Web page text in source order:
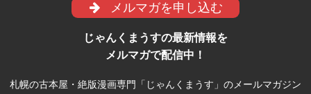
メルマガを申し込む
じゃんくまうすの最新情報を
メルマガで配信中！
札幌の古本屋・絶版漫画専門「じゃんくまうす」のメールマガジン